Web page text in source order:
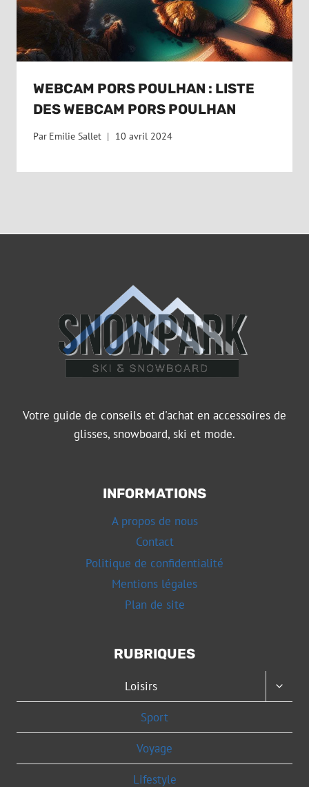
WEBCAM PORS POULHAN : LISTE
DES WEBCAM PORS POULHAN
Par Emilie Sallet 10 avril 2024
Votre guide de conseils et d'achat en accessoires de
glisses, snowboard, ski et mode.
INFORMATIONS
A propos de nous
Contact
Politique de confidentialité
Mentions légales
Plan de site
RUBRIQUES
Loisirs
Sport
Voyage
Lifestyle